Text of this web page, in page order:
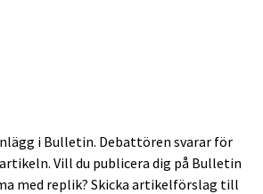
i Bulletin. Debattören svarar för
Vill du publicera dig på Bulletin
med replik? Skicka artikelförslag till